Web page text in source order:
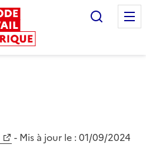
- Mis à jour le : 01/09/2024